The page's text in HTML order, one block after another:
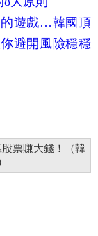
的遊戲…韓國頂
避開風險穩穩
票賺大錢！（韓